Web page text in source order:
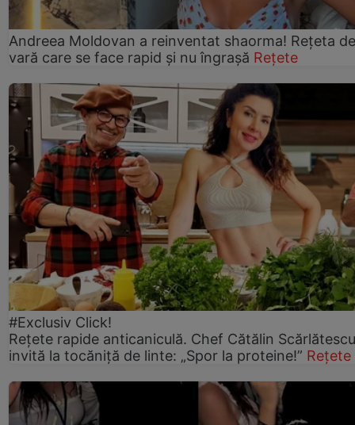
Andreea Moldovan a reinventat shaorma! Rețeta de
vară care se face rapid și nu îngrașă Rețete
#Exclusiv Click!
Rețete rapide anticaniculă. Chef Cătălin
invită la tocăniță de linte: „Spor la proteine!” Rețete